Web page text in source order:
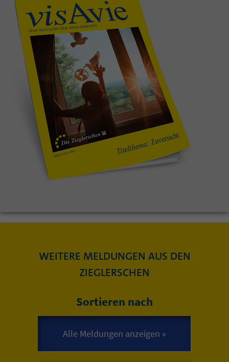
WEITERE MELDUNGEN AUS DEN
ZIEGLERSCHEN
Sortieren nach